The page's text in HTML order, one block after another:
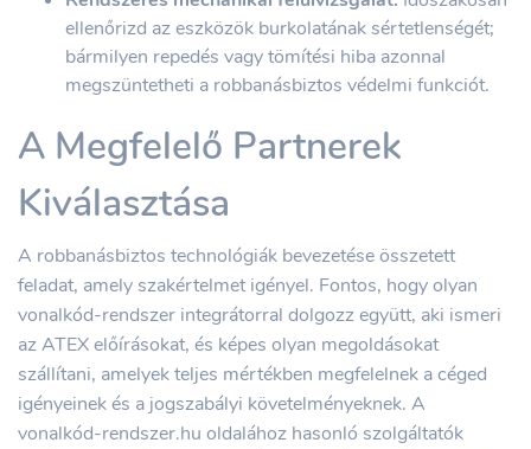
ellenőrizd az eszközök burkolatának sértetlenségét;
bármilyen repedés vagy tömítési hiba azonnal
megszüntetheti a robbanásbiztos védelmi funkciót.
A Megfelelő Partnerek
Kiválasztása
A robbanásbiztos technológiák bevezetése összetett
feladat, amely szakértelmet igényel. Fontos, hogy olyan
vonalkód-rendszer integrátorral dolgozz együtt, aki ismeri
az ATEX előírásokat, és képes olyan megoldásokat
szállítani, amelyek teljes mértékben megfelelnek a céged
igényeinek és a jogszabályi követelményeknek. A
vonalkód-rendszer.hu oldalához hasonló szolgáltatók